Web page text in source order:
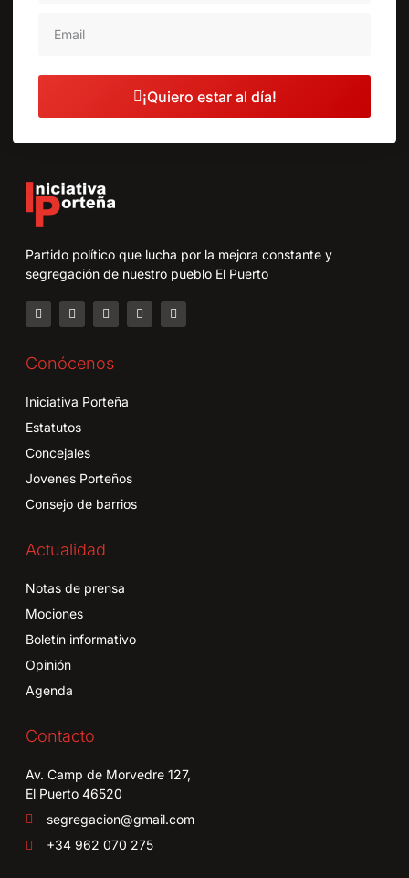
¡Quiero estar al día!
Partido político que lucha por la mejora constante y
segregación de nuestro pueblo El Puerto
Conócenos
Iniciativa Porteña
Estatutos
Concejales
Jovenes Porteños
Consejo de barrios
Actualidad
Notas de prensa
Mociones
Boletín informativo
Opinión
Agenda
Contacto
Av. Camp de Morvedre 127,
El Puerto 46520
segregacion@gmail.com
+34 962 070 275